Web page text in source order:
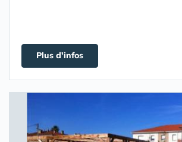
Plus d'infos